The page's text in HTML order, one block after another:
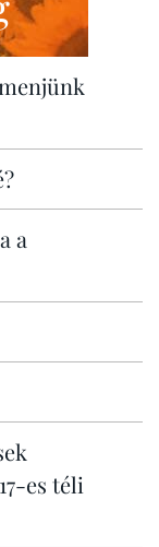
a
es téli